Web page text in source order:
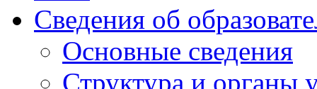
Сведения об
Основные сведения
Структура и органы